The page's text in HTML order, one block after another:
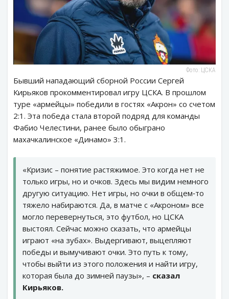
Фото: ЦСКА
Бывший нападающий сборной России Сергей
Кирьяков прокомментировал игру ЦСКА. В прошлом
туре «армейцы» победили в гостях «Акрон» со счетом
2:1. Эта победа стала второй подряд для команды
Фабио Челестини, ранее было обыграно
махачкалинское «Динамо» 3:1.
«Кризис – понятие растяжимое. Это когда нет не
только игры, но и очков. Здесь мы видим немного
другую ситуацию. Нет игры, но очки в общем‑то
тяжело набираются. Да, в матче с «Акроном» все
могло перевернуться, это футбол, но ЦСКА
выстоял. Сейчас можно сказать, что армейцы
играют «на зубах». Выдергивают, выцепляют
победы и вымучивают очки. Это путь к тому,
чтобы выйти из этого положения и найти игру,
которая была до зимней паузы», – сказал
Кирьяков.